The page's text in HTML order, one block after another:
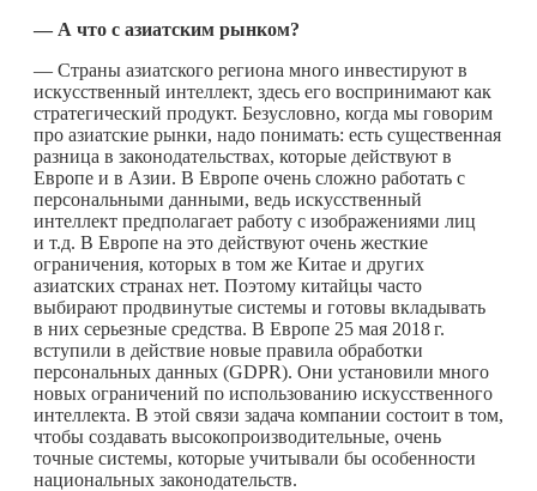
— А что с азиатским рынком?
— Страны азиатского региона много инвестируют в
искусственный интеллект, здесь его воспринимают как
стратегический продукт. Безусловно, когда мы говорим
про азиатские рынки, надо понимать: есть существенная
разница в законодательствах, которые действуют в
Европе и в Азии. В Европе очень сложно работать с
персональными данными, ведь искусственный
интеллект предполагает работу с изображениями лиц
и т.д. В Европе на это действуют очень жесткие
ограничения, которых в том же Китае и других
азиатских странах нет. Поэтому китайцы часто
выбирают продвинутые системы и готовы вкладывать
в них серьезные средства. В Европе 25 мая 2018 г.
вступили в действие новые правила обработки
персональных данных (GDPR). Они установили много
новых ограничений по использованию искусственного
интеллекта. В этой связи задача компании состоит в том,
чтобы создавать высокопроизводительные, очень
точные системы, которые учитывали бы особенности
национальных законодательств.